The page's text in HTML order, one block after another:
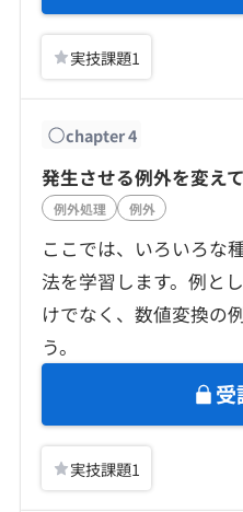
実技課題1
chapter4
発生させる例外を変え
例外処理 例外
ここでは、いろいろな
法を学習します。例と
けでなく、数値変換の
う。
受
実技課題1